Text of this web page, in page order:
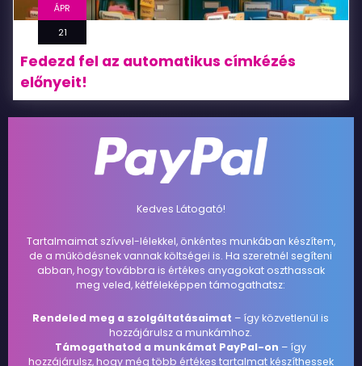
ÁPR
21
Fedezd fel az automatikus címkézés
előnyeit!
Kedves Látogató!
Tartalmaimat szívvel-lélekkel, önkéntes munkában készítem,
de a működésnek vannak költségei is. Ha szeretnél segíteni
abban, hogy továbbra is értékes anyagokat oszthassak
meg veled, kétféleképpen támogathatsz:
Rendeled meg a szolgáltatásaimat – így közvetlenül is
hozzájárulsz a munkámhoz.
Támogathatod a munkámat PayPal-on – így
hozzájárulsz, hogy még több értékes tartalmat készíthessek